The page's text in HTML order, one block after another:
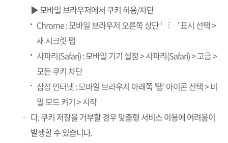
▶ 모바일 브라우저에서 쿠키 허용/차단
Chrome : 모바일 브라우저 오른쪽 상단 ‘
…
’ 표시 선택 >
새 시크릿 탭
사파리(Safari) : 모바일 기기 설정 > 사파리(Safari) > 고급 >
모든 쿠키 차단
삼성 인터넷 : 모바일 브라우저 아래쪽 '탭' 아이콘 선택 > 비
밀 모드 켜기 > 시작
다. 쿠키 저장을 거부할 경우 맞춤형 서비스 이용에 어려움이
발생할 수 있습니다.